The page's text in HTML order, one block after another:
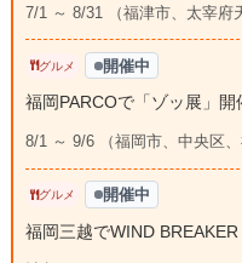
7/1 ～ 8/31 （福津市、太宰府
グルメ 開催中
福岡PARCOで「ゾッ展」
8/1 ～ 9/6 （福岡市、中央区、
グルメ 開催中
福岡三越でWIND